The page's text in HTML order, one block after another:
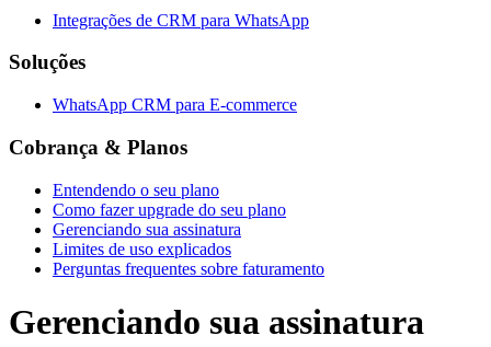
Integrações de CRM para WhatsApp
Soluções
WhatsApp CRM para E-commerce
Cobrança & Planos
Entendendo o seu plano
Como fazer upgrade do seu plano
Gerenciando sua assinatura
Limites de uso explicados
Perguntas frequentes sobre faturamento
Gerenciando sua assinatura